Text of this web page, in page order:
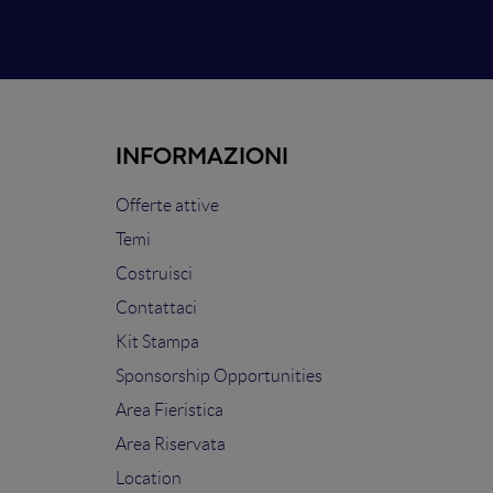
INFORMAZIONI
Offerte attive
Temi
Costruisci
Contattaci
Kit Stampa
Sponsorship Opportunities
Area Fieristica
Area Riservata
Location